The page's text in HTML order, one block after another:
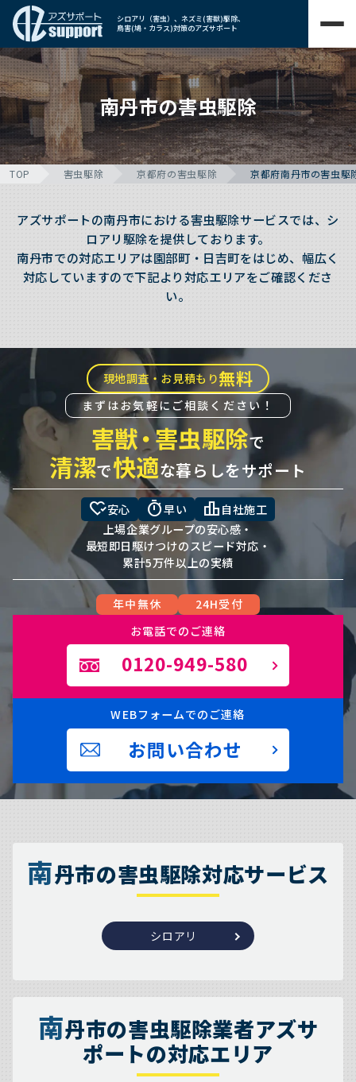
シロアリ（害虫）、ネズミ(害獣)駆除、
鳥害(鳩・カラス)対策のアズサポート
南丹市の害虫駆除
TOP 害虫駆除 京都府の害虫駆除 京都府南丹市の害虫駆
アズサポートの南丹市における害虫駆除サービスでは、シ
ロアリ駆除を提供しております。
南丹市での対応エリアは園部町・日吉町をはじめ、幅広く
対応していますので下記より対応エリアをご確認くださ
い。
現地調査・お見積もり無料
まずはお気軽にご相談ください！
害獣・害虫駆除で
清潔で快適な暮らしをサポート
heart_check安心 timer早い leaderboard 自社施工
上場企業グループの安心感・
最短即日駆けつけのスピード対応・
累計5万件以上の実績
年中無休
24H受付
お電話でのご連絡
0120-949-580
WEBフォームでのご連絡
お問い合わせ
南丹市の害虫駆除対応サービス
シロアリ
南丹市の害虫駆除業者アズサ
ポートの対応エリア